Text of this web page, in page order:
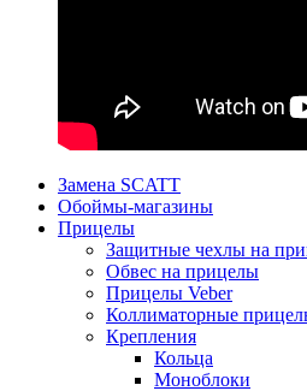
Замена SCATT
Обоймы-магазины
Прицелы
Защитные чехлы на
Обвес на прицелы
Прицелы Veber
Коллиматорные
Крепления
Кольца
Моноблоки